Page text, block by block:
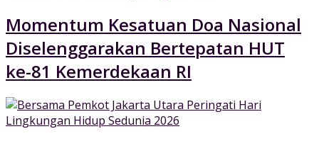
Momentum Kesatuan Doa Nasional
Diselenggarakan Bertepatan HUT
ke-81 Kemerdekaan RI